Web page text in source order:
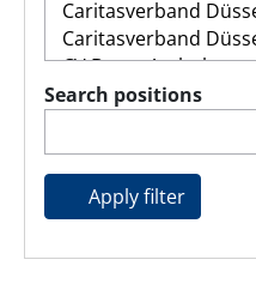
Search positions
Apply filter